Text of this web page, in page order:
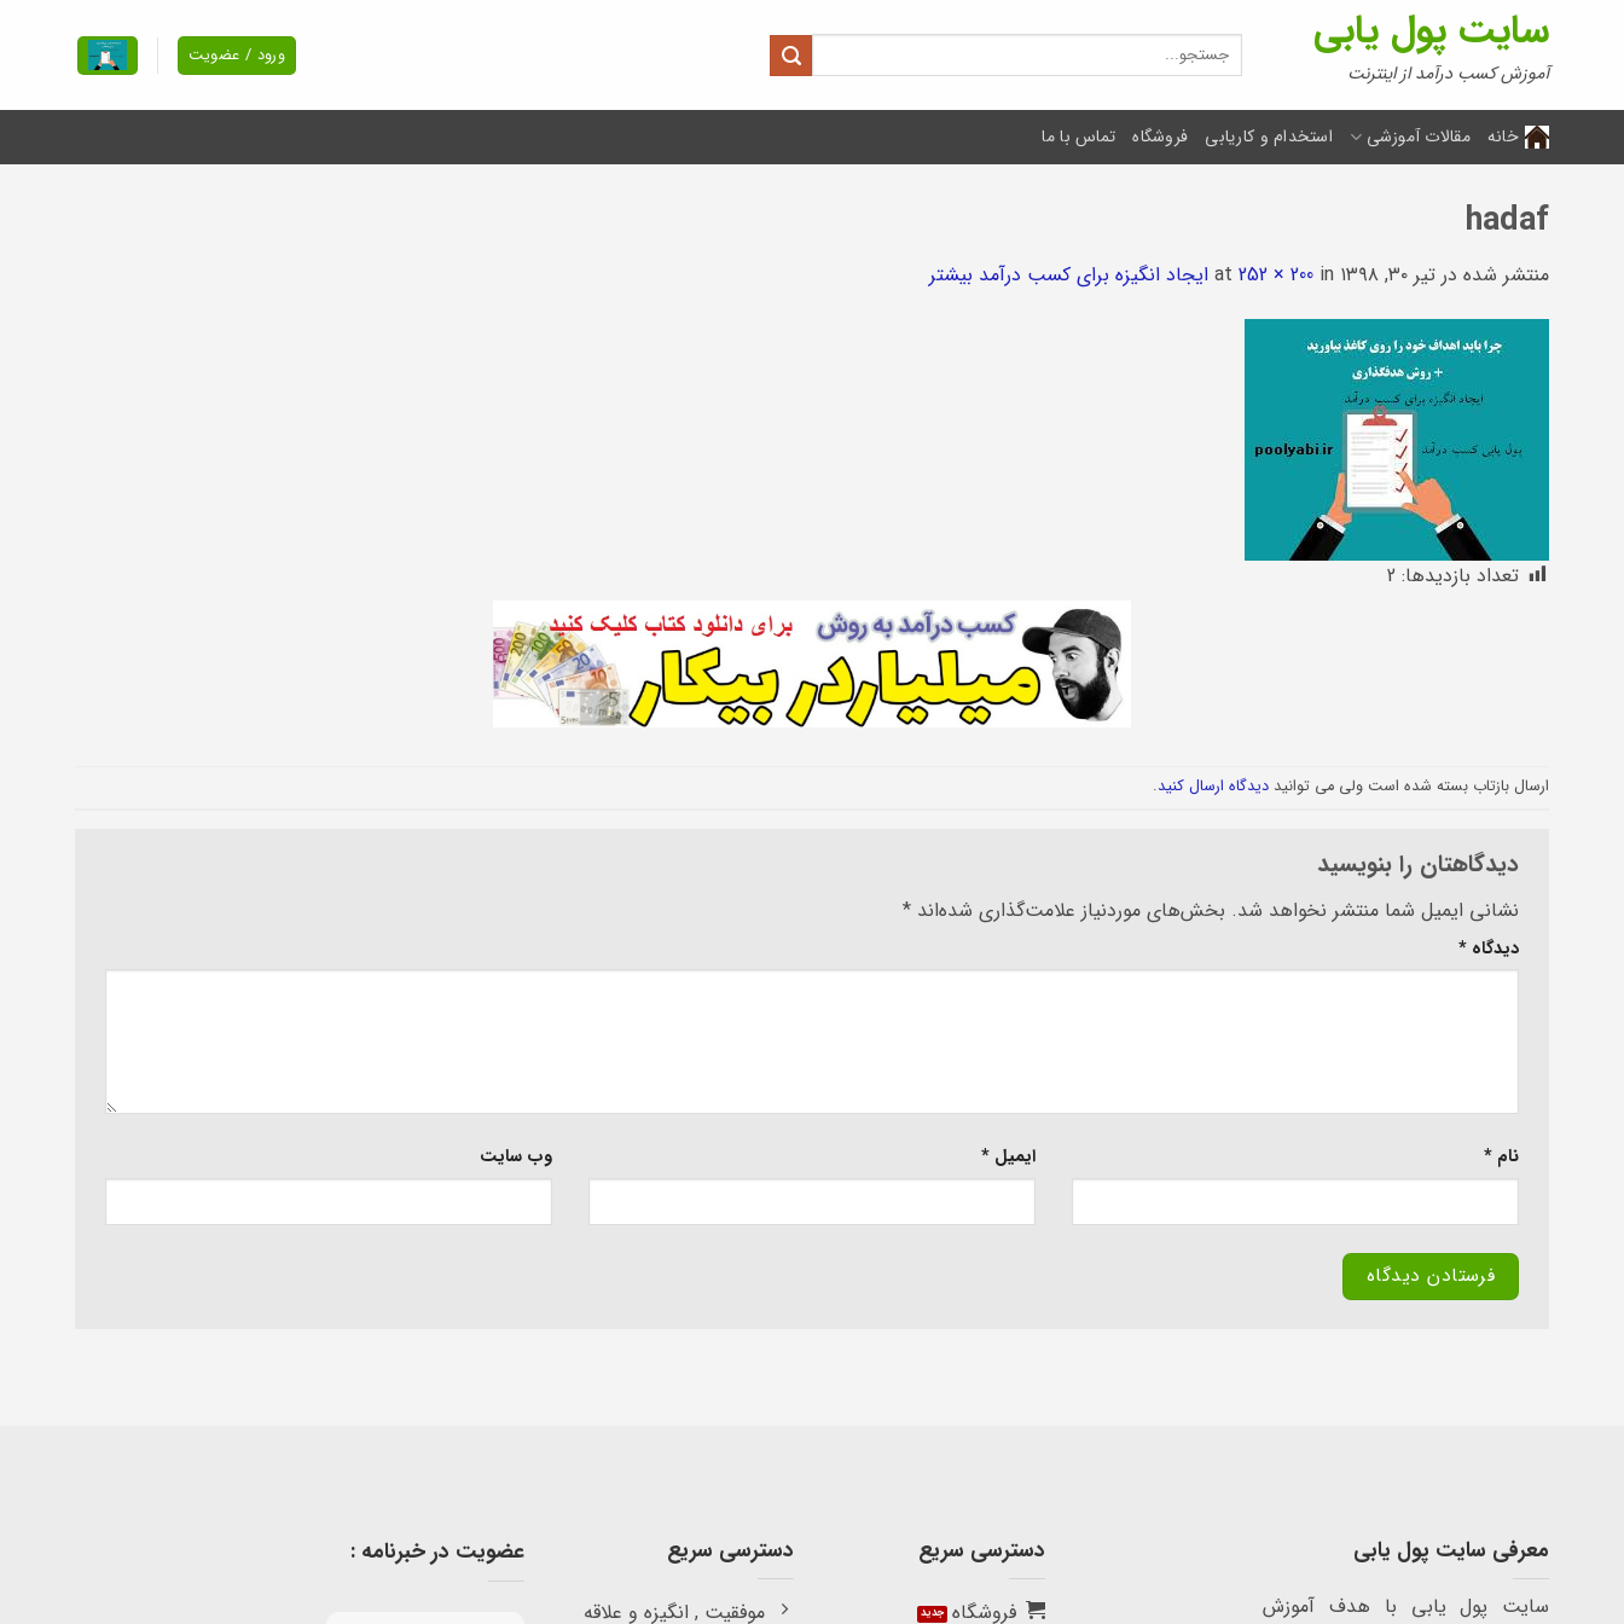
سایت پول یابی
آموزش کسب درآمد از اینترنت
جستجو
برای:
ورود / عضویت
خانه مقالات آموزشی استخدام و کاریابی فروشگاه تماس با ما
hadaf
منتشر شده در تیر ۳۰, ۱۳۹۸ 252 × 200 in ایجاد انگیزه برای کسب درآمد بیشتر
تعداد بازدیدها: 2
ارسال بازتاب بسته شده است ولی می توانید دیدگاه ارسال کنید.
دیدگاهتان را بنویسید
نشانی ایمیل شما منتشر نخواهد شد. بخش‌های موردنیاز علامت‌گذاری شده‌اند *
دیدگاه *
نام * ایمیل * وب‌ سایت
Alternative:
معرفی سایت پول یابی
سایت پول یابی با هدف آموزش
دسترسی سریع
فروشگاه
دسترسی سریع
موفقیت , انگیزه و علاقه
عضویت در خبرنامه :